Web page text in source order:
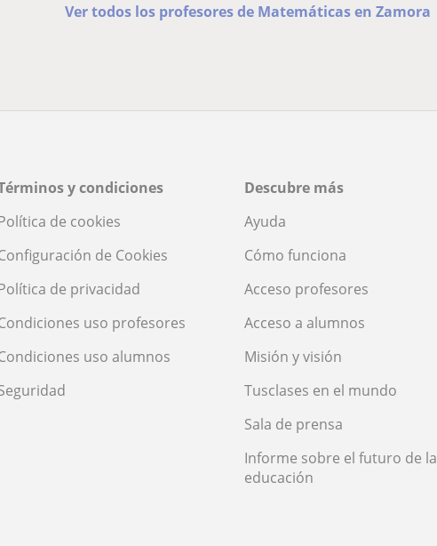
Ver todos los profesores de Matemáticas en Zamora
y condiciones
de cookies
de Cookies
de privacidad
uso profesores
uso alumnos
Descubre más
Ayuda
Cómo funciona
Acceso profesores
Acceso a alumnos
Misión y visión
Tusclases en el mundo
Sala de prensa
Informe sobre el futuro de la
educación